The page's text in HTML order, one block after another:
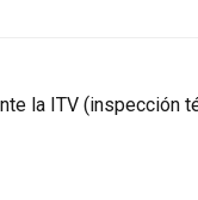
la ITV (inspección